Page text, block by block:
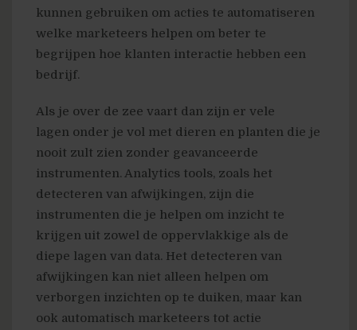
kunnen gebruiken om acties te automatiseren
welke marketeers helpen om beter te
begrijpen hoe klanten interactie hebben een
bedrijf.
Als je over de zee vaart dan zijn er vele
lagen onder je vol met dieren en planten die je
nooit zult zien zonder geavanceerde
instrumenten. Analytics tools, zoals het
detecteren van afwijkingen, zijn die
instrumenten die je helpen om inzicht te
krijgen uit zowel de oppervlakkige als de
diepe lagen van data. Het detecteren van
afwijkingen kan niet alleen helpen om
verborgen inzichten op te duiken, maar kan
ook automatisch marketeers tot actie